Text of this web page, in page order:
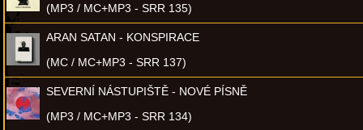
(MP3 / MC+MP3 - SRR 135)
ARAN SATAN - KONSPIRACE
(MC / MC+MP3 - SRR 137)
SEVERNÍ NÁSTUPIŠTĚ - NOVÉ PÍSNĚ
(MP3 / MC+MP3 - SRR 134)